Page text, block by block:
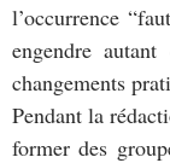
l’occurrence
engendre
changements
Pendant la
former des